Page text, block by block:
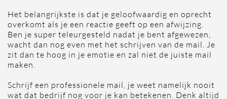
Het belangrijkste is dat je geloofwaardig en oprecht
overkomt als je een reactie geeft op een afwijzing.
Ben je super teleurgesteld nadat je bent afgewezen,
wacht dan nog even met het schrijven van de mail. Je
zit dan te hoog in je emotie en zal niet de juiste mail
maken.
Schrijf een professionele mail, je weet namelijk nooit
wat dat bedrijf nog voor je kan betekenen. Denk altijd